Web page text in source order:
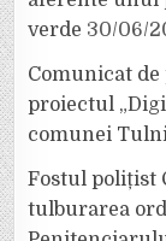
verde 30/06/
Comunicat
proiectul
comunei
Fostul polițist
tulburarea